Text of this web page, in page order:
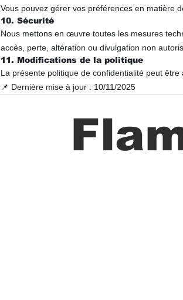
Vous pouvez gérer vos préférences en matière
10. Sécurité
Nous mettons en œuvre toutes les mesures
accès, perte, altération ou divulgation non
11. Modifications de la politique
La présente politique de confidentialité peut
📌 Dernière mise à jour : 10/11/2025